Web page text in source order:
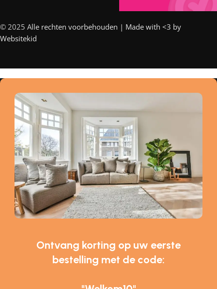
© 2025 Alle rechten voorbehouden | Made with <3 by
Websitekid
Ontvang korting op uw eerste
bestelling met de code: